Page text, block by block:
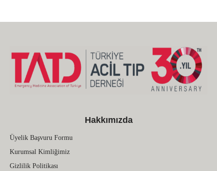
Hakkımızda
Üyelik Başvuru Formu
Kurumsal Kimliğimiz
Gizlilik Politikası